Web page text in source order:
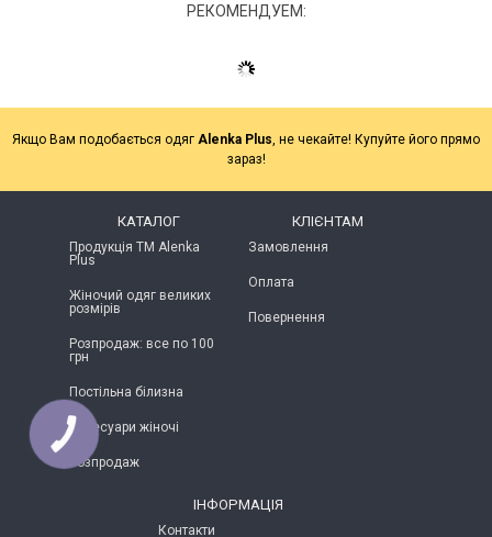
РЕКОМЕНДУЕМ:
Якщо Вам подобається одяг Alenka Plus , не чекайте! Купуйте його прямо
зараз!
КАТАЛОГ
Продукція ТМ Alenka
Plus
Жіночий одяг великих
розмірів
Розпродаж: все по 100
грн
Постільна білизна
Аксесуари жіночі
Розпродаж
КЛІЄНТАМ
Замовлення
Оплата
Повернення
ІНФОРМАЦІЯ
Контакти
КНОПКА
ЗВ'ЯЗКУ